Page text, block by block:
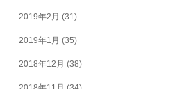
2019年2月 (31)
2019年1月 (35)
2018年12月 (38)